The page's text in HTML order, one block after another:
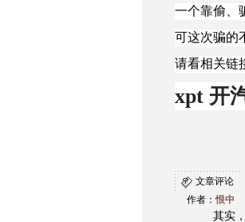
一个靠偷、
可这次骗的
请看相关链
xpt 开
文章评论
作者：恨中
其实